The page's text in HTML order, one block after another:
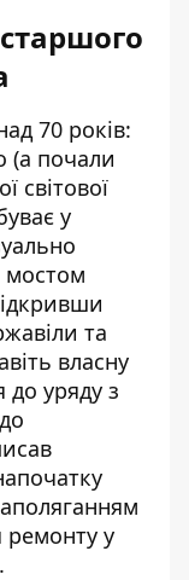
70 років:
(а почали
світової
у
мостом
та
власну
до уряду з
ремонту у